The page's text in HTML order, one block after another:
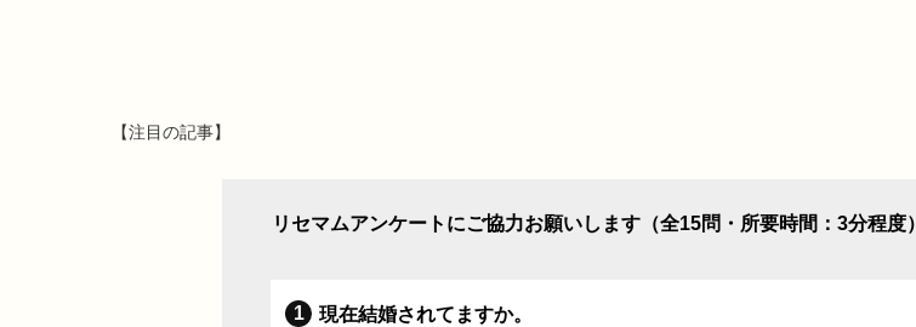
【注目の記事】
リセマムアンケートにご協力お願いします（全15問・所要時間：3分程度）
現在結婚されてますか。